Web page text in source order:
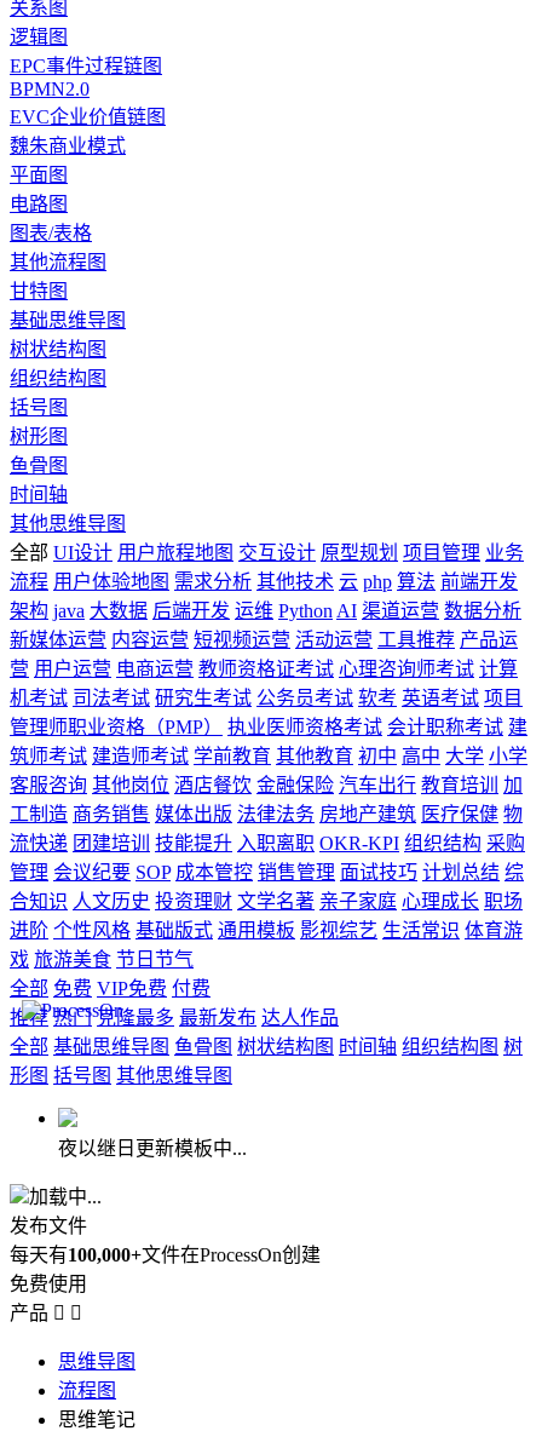
关系图
逻辑图
EPC事件过程链图
BPMN2.0
EVC企业价值链图
魏朱商业模式
平面图
电路图
图表/表格
其他流程图
甘特图
基础思维导图
树状结构图
组织结构图
括号图
树形图
鱼骨图
时间轴
其他思维导图
全部 UI设计 用户旅程地图 交互设计 原型规划 项目管理 业务
流程 用户体验地图 需求分析 其他技术 云 php 算法 前端开发
架构 java 大数据 后端开发 运维 Python AI 渠道运营 数据分析
新媒体运营 内容运营 短视频运营 活动运营 工具推荐 产品运
营 用户运营 电商运营 教师资格证考试 心理咨询师考试 计算
机考试 司法考试 研究生考试 公务员考试 软考 英语考试 项目
管理师职业资格（PMP）
执业医师资格考试 会计职称考试 建
筑师考试 建造师考试 学前教育 其他教育 初中 高中 大学 小学
客服咨询 其他岗位 酒店餐饮 金融保险 汽车出行 教育培训
加
工制造 商务销售 媒体出版 法律法务 房地产建筑 医疗保健 物
流快递 团建培训 技能提升 入职离职 OKR-KPI 组织结构 采购
管理 会议纪要 SOP 成本管控 销售管理 面试技巧 计划总结 综
合知识 人文历史 投资理财 文学名著 亲子家庭 心理成长 职场
进阶 个性风格 基础版式 通用模板 影视综艺 生活常识 体育游
戏 旅游美食 节日节气
全部 免费 VIP免费 付费
推荐 热门 克隆最多 最新发布 达人作品
全部 基础思维导图 鱼骨图 树状结构图 时间轴 组织结构图 树
形图 括号图 其他思维导图
夜以继日更新模板中...
加载中...
发布文件
每天有100,000+文件在ProcessOn创建
免费使用
产品  
思维导图
流程图
思维笔记